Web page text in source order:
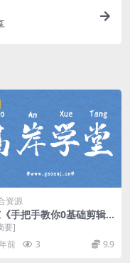
资源
手把手教你0基础剪辑
视频》（完结）（高清
百度网盘
要]
前
3 9.9